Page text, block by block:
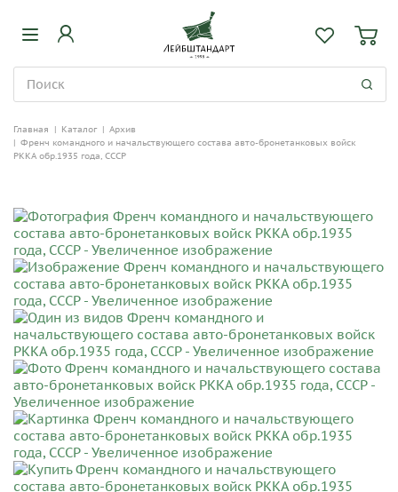
Главная | Каталог | Архив
| Френч командного и начальствующего состава авто-бронетанковых войск
РККА обр.1935 года, СССР